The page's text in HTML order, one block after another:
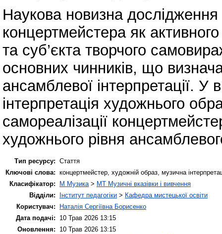
Наукова новизна
концертмейстера як
та суб’єкта творчого
основних чинників, що
ансамблевої інтерпретації.
інтерпретація художнього
самореалізації
художнього рівня
Тип ресурсу: Стаття
Ключові слова: концертмейстер, художній образ, музична
Класифікатор:
M Музика> MT Музичні вказівки і вивчення
Відділи:
Інститут педагогіки > Кафедра мистецької освіти
Користувач:
Наталія Сергіївна Борисенко
Дата подачі:
10 Трав 2026 13:15
Оновлення:
10 Трав 2026 13:15